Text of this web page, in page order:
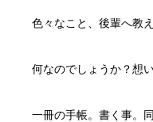
色々なこと、後輩へ教
何なのでしょうか？想
一冊の手帳。書く事。